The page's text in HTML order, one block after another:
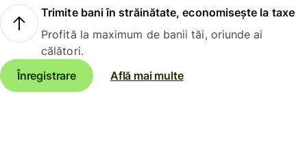
Trimite bani în străinătate, economisește la taxe
Profită la maximum de banii tăi, oriunde ai
călători.
Înregistrare
Află mai multe